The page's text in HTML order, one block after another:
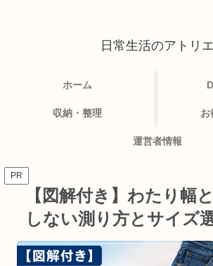
日常生活のアトリエ
ホーム
収納・整理 お
運営者情報
PR
【図解付き】わたり幅
しない測り方とサイズ